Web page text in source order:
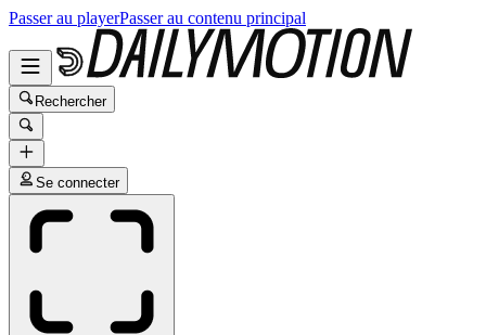
Passer au playerPasser au contenu principal
Rechercher
Se connecter